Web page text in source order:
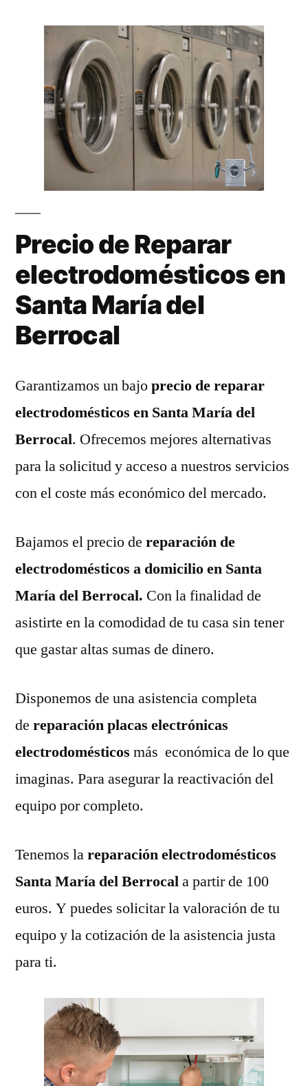
Precio de Reparar
electrodomésticos en
Santa María del
Berrocal
Garantizamos un bajoprecio de reparar
electrodomésticos en Santa María del
Berrocal. Ofrecemos mejores alternativas
para la solicitud y acceso a nuestros servicios
con el coste más económico del mercado.
Bajamos el precio de reparación de
electrodomésticos a domicilio en Santa
María del Berrocal. Con la finalidad de
asistirte en la comodidad de tu casa sin tener
que gastar altas sumas de dinero.
Disponemos de una asistencia completa
de reparación placas electrónicas
electrodomésticos más económica de lo que
imaginas. Para asegurar la reactivación del
equipo por completo.
Tenemos lareparación electrodomésticos
Santa María del Berrocala partir de 100
euros. Y puedes solicitar la valoración de tu
equipo y la cotización de la asistencia justa
para ti.